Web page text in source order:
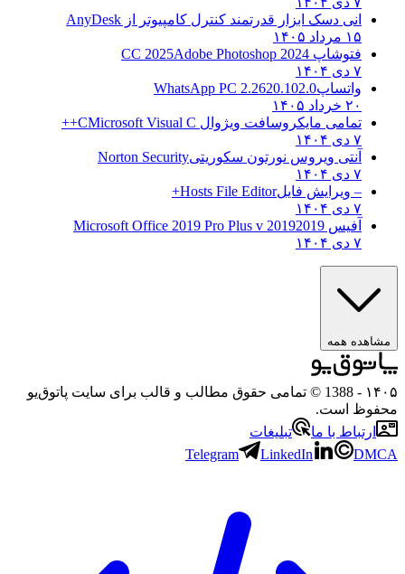
انی دسک ابزار قدرتمند کنترل کامپیوتر از AnyDesk
۱۵ مرداد ۱۴۰۵
فتوشاپ CC 2025 Adobe Photoshop 2024
۷ دی ۱۴۰۴
واتساپWhatsApp PC 2.2620.102.0
۲۰ خرداد ۱۴۰۵
تمامی مایکروسافت ویژوال C Microsoft Visual C++
۷ دی ۱۴۰۴
آنتی ویروس نورتون سکوریتیNorton Security
۷ دی ۱۴۰۴
– ویرایش فایلHosts File Editor+
۷ دی ۱۴۰۴
آفیس 2019 2019 Microsoft Office 2019 Pro Plus v
۷ دی ۱۴۰۴
مشاهده همه
۱۴۰۵
- 1388 © تمامی حقوق مطالب و قالب برای سایت پاتوق‌یو
محفوظ است.
ارتباط با ما
تبلیغات
Telegram
LinkedIn DMCA